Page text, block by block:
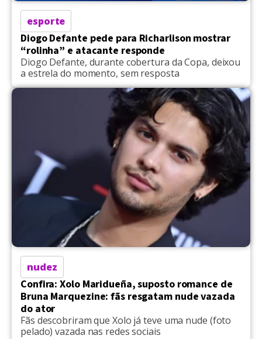
esporte
Diogo Defante pede para Richarlison mostrar
“rolinha” e atacante responde
Diogo Defante, durante cobertura da Copa, deixou
a estrela do momento, sem resposta
nudez
Confira: Xolo Maridueña, suposto romance de
Bruna Marquezine: fãs resgatam nude vazada
do ator
Fãs descobriram que Xolo já teve uma nude (foto
pelado) vazada nas redes sociais